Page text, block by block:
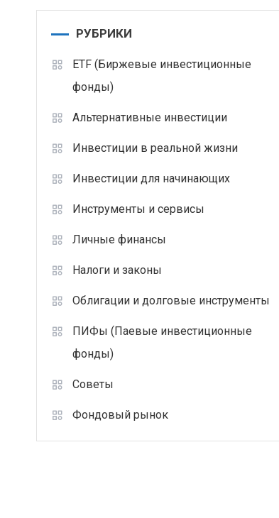
РУБРИКИ
ETF (Биржевые инвестиционные
фонды)
Альтернативные инвестиции
Инвестиции в реальной жизни
Инвестиции для начинающих
Инструменты и сервисы
Личные финансы
Налоги и законы
Облигации и долговые инструменты
ПИФы (Паевые инвестиционные
фонды)
Советы
Фондовый рынок